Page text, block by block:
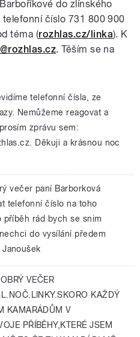
do zlínského
číslo 731 800 900
téma (rozhlas.cz/linka). K
. Těším se na
telefonní čísla, ze
Nemůžeme reagovat a
zprávu sem:
Děkuji a krásnou noc
večer paní Barborková
telefonní číslo na toho
příběh rád bych se snim
do vysílání předem
VEČER
KAŽDÝ
KAMARÁDŮM V
PŘÍBĚHY,KTERÉ JSEM